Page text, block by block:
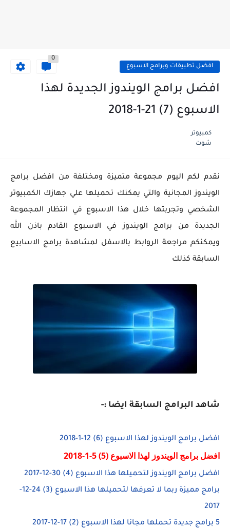
افضل تطبيقات وبرامج الاسبوع
0
افضل برامج الويندوز الجديدة لهذا
الاسبوع (7) 21-1-2018
كمبيوتر
شوت
نقدم لكم اليوم مجموعة متميزة ومختلفة من افضل برامج
الويندوز المجانية والتي يمكنك تحميلها علي جهازك الكمبيوتر
الشخصي وتجربتها خلال هذا الاسبوع في انتظار المجموعة
الجديدة من برامج الويندوز في الاسبوع القادم باذن الله
ويمكنكم مراجعة الروابط بالاسفل لمشاهدة برامج الاسابيع
السابقة كذلك
شاهد البرامج السابقة ايضا :-
افضل برامج الويندوز لهذا الاسبوع (6) 12-1-2018
افضل برامج الويندوز لهذا الاسبوع (5) 5-1-2018
افضل برامج الويندوز لتحميلها هذا الاسبوع (4) 30-12-2017
برامج مميزة ربما لا تعرفها لتحميلها هذا الاسبوع (3) 24-12-
2017
5 برامج جديدة تحملها مجانا لهذا الاسبوع (2) 17-12-2017